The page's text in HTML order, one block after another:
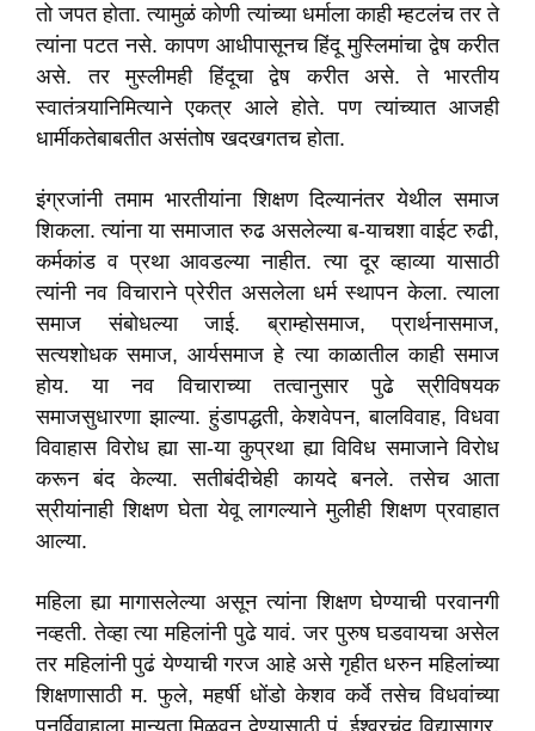
तो जपत होता. त्यामुळं कोणी त्यांच्या धर्माला काही म्हटलंच तर ते
त्यांना पटत नसे. कापण आधीपासूनच हिंदू मुस्लिमांचा द्वेष करीत
असे. तर मुस्लीमही हिंदूचा द्वेष करीत असे. ते भारतीय
स्वातंत्र्यानिमित्याने एकत्र आले होते. पण त्यांच्यात आजही
धार्मीकतेबाबतीत असंतोष खदखगतच होता.
इंग्रजांनी तमाम भारतीयांना शिक्षण दिल्यानंतर येथील समाज
शिकला. त्यांना या समाजात रुढ असलेल्या ब-याचशा वाईट रुढी,
कर्मकांड व प्रथा आवडल्या नाहीत. त्या दूर व्हाव्या यासाठी
त्यांनी नव विचाराने प्रेरीत असलेला धर्म स्थापन केला. त्याला
समाज संबोधल्या जाई. ब्राम्होसमाज, प्रार्थनासमाज,
सत्यशोधक समाज, आर्यसमाज हे त्या काळातील काही समाज
होय. या नव विचाराच्या तत्वानुसार पुढे स्रीविषयक
समाजसुधारणा झाल्या. हुंडापद्धती, केशवेपन, बालविवाह, विधवा
विवाहास विरोध ह्या सा-या कुप्रथा ह्या विविध समाजाने विरोध
करून बंद केल्या. सतीबंदीचेही कायदे बनले. तसेच आता
स्रीयांनाही शिक्षण घेता येवू लागल्याने मुलीही शिक्षण प्रवाहात
आल्या.
महिला ह्या मागासलेल्या असून त्यांना शिक्षण घेण्याची परवानगी
नव्हती. तेव्हा त्या महिलांनी पुढे यावं. जर पुरुष घडवायचा असेल
तर महिलांनी पुढं येण्याची गरज आहे असे गृहीत धरुन महिलांच्या
शिक्षणासाठी म. फुले, महर्षी धोंडो केशव कर्वे तसेच विधवांच्या
पुनर्विवाहाला मान्यता मिळवून देण्यासाठी पं. ईश्वरचंद विद्यासागर,